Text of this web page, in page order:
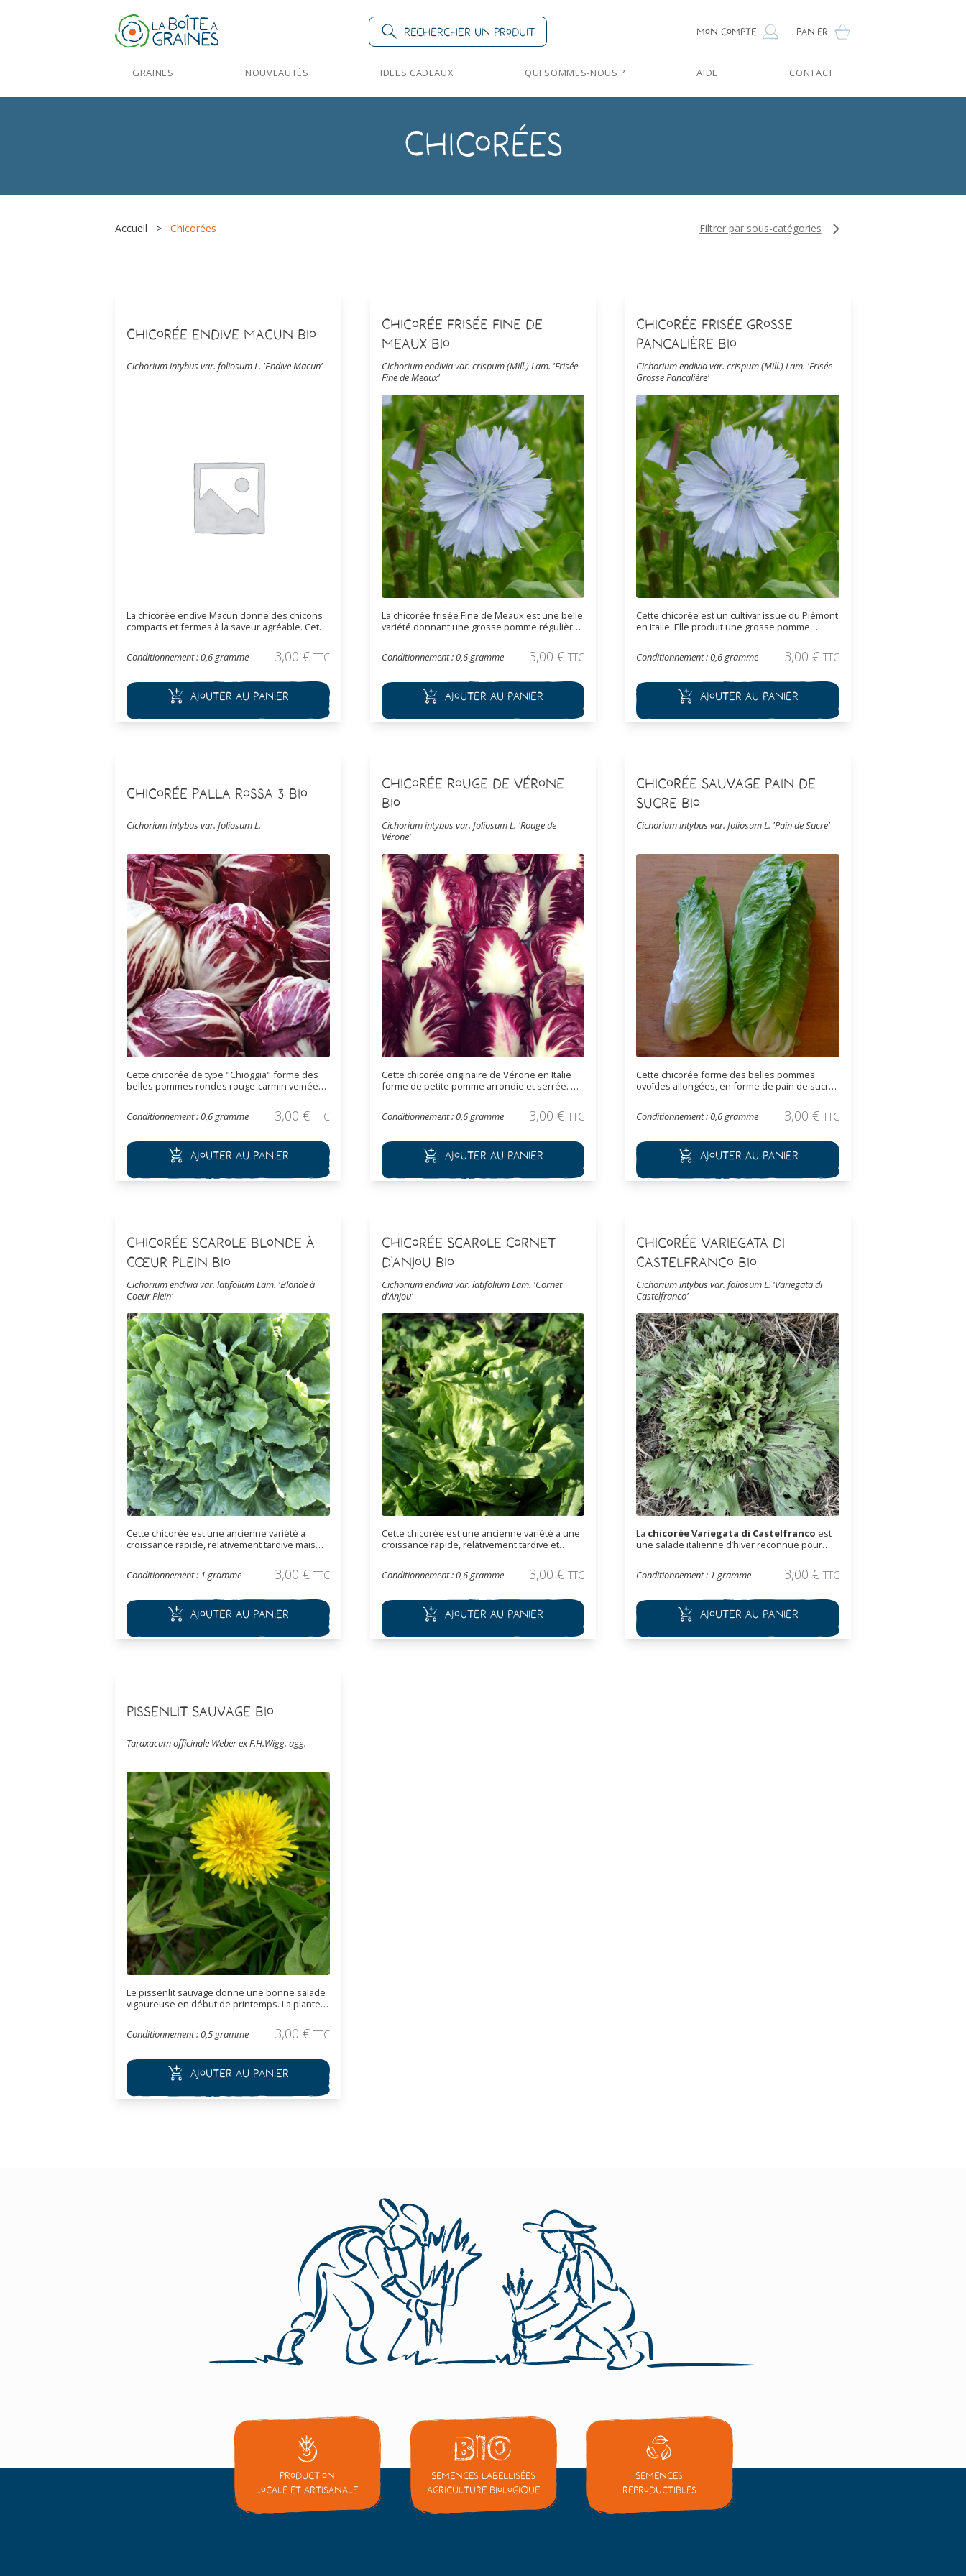
Rechercher un produit Mon compte Panier
GRAINES NOUVEAUTÉS IDÉES CADEAUX QUI SOMMES-NOUS ? AIDE CONTACT
Chicorées
Accueil > Chicorées Filtrer par sous-catégories
Chicorée Endive Macun Bio
Cichorium intybus var. foliosum L. 'Endive Macun'
La chicorée endive Macun donne des chicons
compacts et fermes à la saveur agréable. Cette
d’une sélection récente pour le forçage
précoce à moyen. Cette endive est idéale pour
Conditionnement : 0,6 gramme 3,00 € TTC
Ajouter au panier
Chicorée Frisée Fine de
Meaux Bio
Cichorium endivia var. crispum (Mill.) Lam. 'Frisée
Fine de Meaux'
La chicorée frisée Fine de Meaux est une belle
variété donnant une grosse pomme régulière,
blond. Les pommes ont un blanchiment
spontané du coeur. Cette variété a une bonne
Conditionnement : 0,6 gramme 3,00€ TTC
Ajouter au panier
Chicorée Frisée Grosse
Pancalière Bio
Cichorium endivia var. crispum (Mill.) Lam. 'Frisée
Grosse Pancalière'
Cette chicorée est un cultivar issue du Piémont
en Italie. Elle produit une grosse pomme
naturellement. Cette chicorée est souvent
coupé jeune car elle possède un feuillage très
Conditionnement : 0,6 gramme 3,00 € TTC
Ajouter au panier
Chicorée Palla Rossa 3 Bio
Cichorium intybus var. foliosum L.
Cette chicorée de type "Chioggia" forme des
belles pommes rondes rouge-carmin veinée
l'automne et font entre 10 à 15 cm de diamètre.
Pomme compact, feuilles croquantes, à
Conditionnement : 0,6 gramme 3,00 € TTC
Ajouter au panier
Chicorée Rouge de Vérone
Bio
Cichorium intybus var. foliosum L. 'Rouge de
Vérone'
Cette chicorée originaire de Vérone en Italie
forme de petite pomme arrondie et serrée.
Les semis effectués en
juin se récoltent en automne comme salade à
donnant des pomme rouge avec le froid, la
récolte se réalise au printemps.
Conditionnement : 0,6 gramme 3,00€ TTC
Ajouter au panier
Chicorée Sauvage Pain de
Sucre Bio
Cichorium intybus var. foliosum L. 'Pain de Sucre'
Cette chicorée forme des belles pommes
ovoïdes allongées, en forme de pain de sucre.
feuilles à votre convenance ou attendre la
des plus résistante au froid.
Conditionnement : 0,6 gramme 3,00 € TTC
Ajouter au panier
Chicorée Scarole Blonde à
Cœur Plein Bio
Cichorium endivia var. latifolium Lam. 'Blonde à
Coeur Plein'
Cette chicorée est une ancienne variété à
croissance rapide, relativement tardive mais
Conditionnement : 1 gramme 3,00 € TTC
Ajouter au panier
Chicorée Scarole Cornet
d'Anjou Bio
Cichorium endivia var. latifolium Lam. 'Cornet
d'Anjou'
Cette chicorée est une ancienne variété à une
croissance rapide, relativement tardive et
Conditionnement : 0,6 gramme 3,00€ TTC
Ajouter au panier
Chicorée Variegata di
Castelfranco Bio
Cichorium intybus var. foliosum L. 'Variegata di
Castelfranco'
La chicorée Variegata di Castelfranco est
une salade italienne d’hiver reconnue pour
rouge. Douce, légèrement croquante et peu
amère, elle apporte élégance et saveur aux
Semences reproductibles, variété ancienne.
Conditionnement : 1 gramme 3,00 € TTC
Ajouter au panier
Pissenlit Sauvage Bio
Taraxacum officinale Weber ex F.H.Wigg. agg.
Le pissenlit sauvage donne une bonne salade
vigoureuse en début de printemps. La plante
une plante médicinale réputée pour stimuler
et apaiser le foie.
Conditionnement : 0,5 gramme 3,00 € TTC
Ajouter au panier
Production
locale et artisanale
Semences labellisées
Agriculture Biologique
Semences
reproductibles